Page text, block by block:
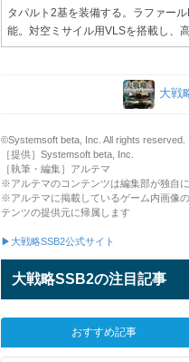
タパルト2基を装備する。ラファー
能。対空ミサイル用VLSを搭載し、
大戦
©Systemsoft beta, Inc. All rights reserved.
［提供］Systemsoft beta, Inc.
［執筆・編集］アルテマ
※アルテマのコンテンツは編集部が独自
※アルテマに掲載しているゲーム内画像
テンツの提供元に帰属します
▶大戦略SSB2公式サイト
大戦略SSB2の注目記事
おすすめ記事